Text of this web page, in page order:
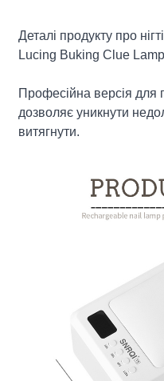
Деталі продукту про
Lucing Buking Clue
Професійна версія для
дозволяє уникнути
витягнути.